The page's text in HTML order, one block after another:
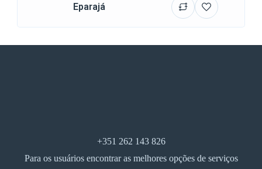
Eparajá
+351 262 143 826
Para os usuários encontrar as melhores opções de serviços